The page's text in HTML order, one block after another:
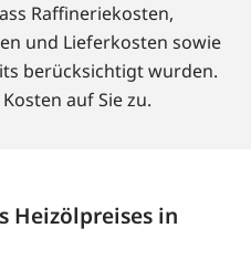
Raffineriekosten,
und Lieferkosten sowie
berücksichtigt wurden.
auf Sie zu.
Heizölpreises in